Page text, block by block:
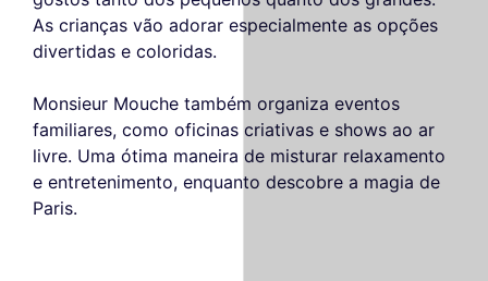
As crianças vão adorar especialmente as opções
divertidas e coloridas.
Monsieur Mouche também organiza eventos
familiares, como oficinas criativas e shows ao ar
livre. Uma ótima maneira de misturar relaxamento
e entretenimento, enquanto descobre a magia de
Paris.